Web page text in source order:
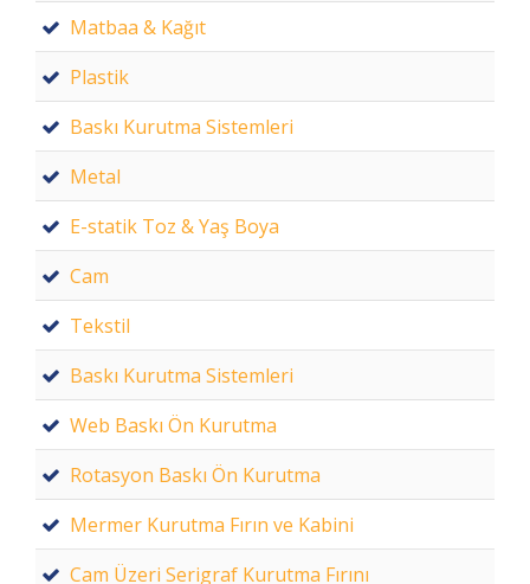
Matbaa & Kağıt
Plastik
Baskı Kurutma Sistemleri
Metal
E-statik Toz & Yaş Boya
Cam
Tekstil
Baskı Kurutma Sistemleri
Web Baskı Ön Kurutma
Rotasyon Baskı Ön Kurutma
Mermer Kurutma Fırın ve Kabini
Cam Üzeri Serigraf Kurutma Fırını